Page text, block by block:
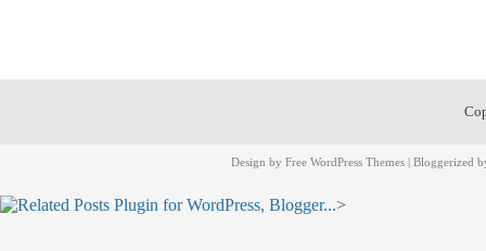
Design by Free WordPress Themes | Bloggerized
>